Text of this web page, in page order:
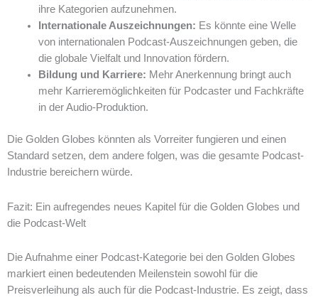
ihre Kategorien aufzunehmen.
Internationale Auszeichnungen: Es könnte eine Welle
von internationalen Podcast-Auszeichnungen geben, die
die globale Vielfalt und Innovation fördern.
Bildung und Karriere: Mehr Anerkennung bringt auch
mehr Karrieremöglichkeiten für Podcaster und Fachkräfte
in der Audio-Produktion.
Die Golden Globes könnten als Vorreiter fungieren und einen
Standard setzen, dem andere folgen, was die gesamte Podcast-
Industrie bereichern würde.
Fazit: Ein aufregendes neues Kapitel für die Golden Globes und
die Podcast-Welt
Die Aufnahme einer Podcast-Kategorie bei den Golden Globes
markiert einen bedeutenden Meilenstein sowohl für die
Preisverleihung als auch für die Podcast-Industrie. Es zeigt, dass